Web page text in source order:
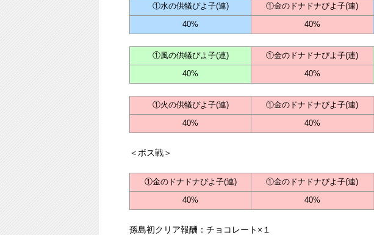
①水の供犠ぴよ子(連) ①金のドナドナぴよ子(連)
40%
40%
①風の供犠ぴよ子(連) ①金のドナドナぴよ子(連)
40%
40%
①火の供犠ぴよ子(連) ①金のドナドナぴよ子(連)
40%
40%
＜ボス戦＞
①金のドナドナぴよ子(連) ①金のドナドナぴよ子(連)
40%
40%
孫島初クリア報酬：チョコレート×１